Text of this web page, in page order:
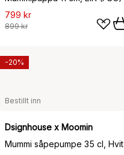
799 kr
899 kr
Bestillt inn
Dsignhouse x Moomin
Mummi såpepumpe 35 cl, Hvit
-20%